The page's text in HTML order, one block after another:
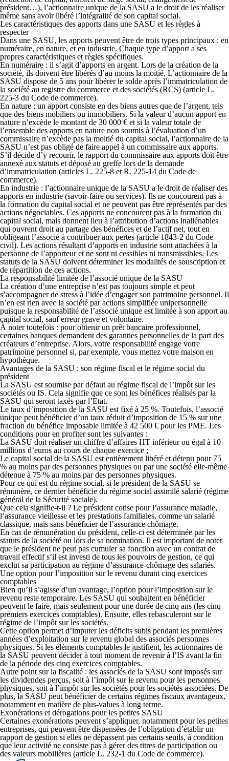
président…), l’actionnaire unique de la SASU a le droit de les réaliser
même sans avoir libéré l’intégralité de son capital social.
Les caractéristiques des apports dans une SASU et les règles à
respecter
Dans une SASU, les apports peuvent être de trois types principaux : en
numéraire, en nature, et en industrie. Chaque type d’apport a ses
propres caractéristiques et règles spécifiques.
En numéraire : il s’agit d’apports en argent. Lors de la création de la
société, ils doivent être libérés d’au moins la moitié. L’actionnaire de la
SASU dispose de 5 ans pour libérer le solde après l’immatriculation de
la société au registre du commerce et des sociétés (RCS) (article L.
225-3 du Code de commerce).
En nature : un apport consiste en des biens autres que de l’argent, tels
que des biens mobiliers ou immobiliers. Si la valeur d’aucun apport en
nature n’excède le montant de 30 000 € et si la valeur totale de
l’ensemble des apports en nature non soumis à l’évaluation d’un
commissaire n’excède pas la moitié du capital social, l’actionnaire de la
SASU n’est pas obligé de faire appel à un commissaire aux apports.
S’il décide d’y recourir, le rapport du commissaire aux apports doit être
annexé aux statuts et déposé au greffe lors de la demande
d’immatriculation (articles L. 225-8 et R. 225-14 du Code de
commerce).
En industrie : l’actionnaire unique de la SASU a le droit de réaliser des
apports en industrie (savoir-faire ou services). Ils ne concourent pas à
la formation du capital social et ne peuvent pas être représentés par des
actions négociables. Ces apports ne concourent pas à la formation du
capital social, mais donnent lieu à l’attribution d’actions inaliénables
qui ouvrent droit au partage des bénéfices et de l’actif net, tout en
obligeant l’associé à contribuer aux pertes (article 1843-2 du Code
civil). Les actions résultant d’apports en industrie sont attachées à la
personne de l’apporteur et ne sont ni cessibles ni transmissibles. Les
statuts de la SASU doivent déterminer les modalités de souscription et
de répartition de ces actions.
La responsabilité limitée de l’associé unique de la SASU
La création d’une entreprise n’est pas toujours simple et peut
s’accompagner de stress à l’idée d’engager son patrimoine personnel. Il
n’en est rien avec la société par actions simplifiée unipersonnelle
puisque la responsabilité de l’associé unique est limitée à son apport au
capital social, sauf erreur grave et volontaire.
À noter toutefois : pour obtenir un prêt bancaire professionnel,
certaines banques demandent des garanties personnelles de la part des
créateurs d’entreprise. Alors, votre responsabilité engage votre
patrimoine personnel si, par exemple, vous mettez votre maison en
hypothèque.
Avantages de la SASU : son régime fiscal et le régime social du
président
La SASU est soumise par défaut au régime fiscal de l’impôt sur les
sociétés ou IS. Cela signifie que ce sont les bénéfices réalisés par la
SASU qui seront taxés par l’Etat.
Le taux d’imposition de la SASU est fixé à 25 %. Toutefois, l’associé
unique peut bénéficier d’un taux réduit d’imposition de 15 % sur une
fraction du bénéfice imposable limitée à 42 500 € pour les PME. Les
conditions pour en profiter sont les suivantes :
La SASU doit réaliser un chiffre d’affaires HT inférieur ou égal à 10
millions d’euros au cours de chaque exercice ;
Le capital social de la SASU est entièrement libéré et détenu pour 75
% au moins par des personnes physiques ou par une société elle-même
détenue à 75 % au moins par des personnes physiques.
Pour ce qui est du régime social, si le président de la SASU se
rémunère, ce dernier bénéficie du régime social assimilé salarié (régime
général de la Sécurité sociale).
Que cela signifie-t-il ? Le président cotise pour l’assurance maladie,
l’assurance vieillesse et les prestations familiales, comme un salarié
classique, mais sans bénéficier de l’assurance chômage.
En cas de rémunération du président, celle-ci est déterminée par les
statuts de la société ou lors de sa nomination. Il est important de noter
que le président ne peut pas cumuler sa fonction avec un contrat de
travail effectif s’il est investi de tous les pouvoirs de gestion, ce qui
exclut sa participation au régime d’assurance-chômage des salariés.
Une option pour l’imposition sur le revenu durant cinq exercices
comptables
Bien qu’il s’agisse d’un avantage, l’option pour l’imposition sur le
revenu reste temporaire. Les SASU qui souhaitent en bénéficier
peuvent le faire, mais seulement pour une durée de cinq ans (les cinq
premiers exercices comptables). Ensuite, elles rebasculeront sur le
régime de l’impôt sur les sociétés.
Cette option permet d’imputer les déficits subis pendant les premières
années d’exploitation sur le revenu global des associés personnes
physiques. Si les éléments comptables le justifient, les actionnaires de
la SASU peuvent décider à tout moment de revenir à l’IS avant la fin
de la période des cinq exercices comptables.
Autre point sur la fiscalité : les associés de la SASU sont imposés sur
les dividendes perçus, soit à l’impôt sur le revenu pour les personnes
physiques, soit à l’impôt sur les sociétés pour les sociétés associées. De
plus, la SASU peut bénéficier de certains régimes fiscaux avantageux,
notamment en matière de plus-values à long terme.
Exonérations et dérogations pour les petites SASU
Certaines exonérations peuvent s’appliquer, notamment pour les petites
entreprises, qui peuvent être dispensées de l’obligation d’établir un
rapport de gestion si elles ne dépassent pas certains seuils, à condition
que leur activité ne consiste pas à gérer des titres de participation ou
des valeurs mobilières (article L. 232-1 du Code de commerce).